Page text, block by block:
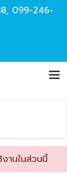
, 099-246-
านในส่วนนี้